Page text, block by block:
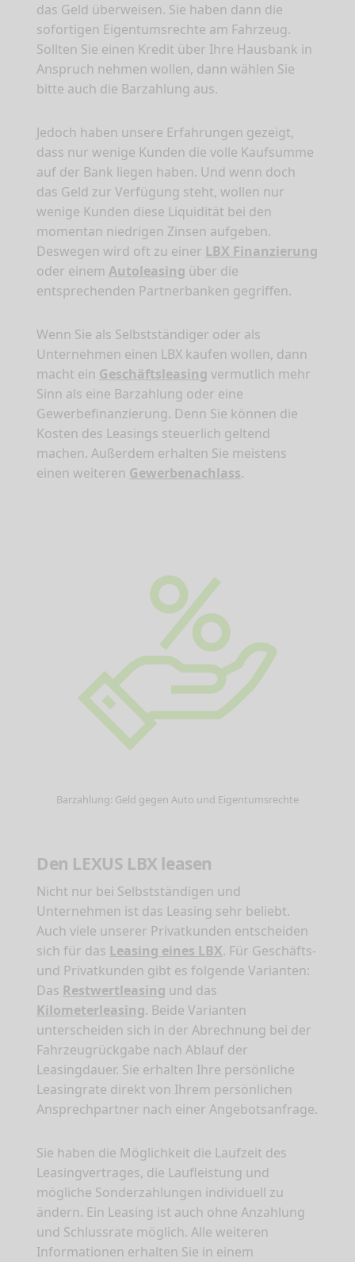
das Geld überweisen. Sie haben dann die
sofortigen Eigentumsrechte am Fahrzeug.
Sollten Sie einen Kredit über Ihre Hausbank in
Anspruch nehmen wollen, dann wählen Sie
bitte auch die Barzahlung aus.
Jedoch haben unsere Erfahrungen gezeigt,
dass nur wenige Kunden die volle Kaufsumme
auf der Bank liegen haben. Und wenn doch
das Geld zur Verfügung steht, wollen nur
wenige Kunden diese Liquidität bei den
momentan niedrigen Zinsen aufgeben.
Deswegen wird oft zu einer LBX Finanzierung
oder einem Autoleasing über die
entsprechenden Partnerbanken gegriffen.
Wenn Sie als Selbstständiger oder als
Unternehmen einen LBX kaufen wollen, dann
macht ein Geschäftsleasing vermutlich mehr
Sinn als eine Barzahlung oder eine
Gewerbefinanzierung. Denn Sie können die
Kosten des Leasings steuerlich geltend
machen. Außerdem erhalten Sie meistens
einen weiteren Gewerbenachlass.
Barzahlung: Geld gegen Auto und Eigentumsrechte
Den LEXUS LBX leasen
Nicht nur bei Selbstständigen und
Unternehmen ist das Leasing sehr beliebt.
Auch viele unserer Privatkunden entscheiden
sich für das Leasing eines LBX. Für Geschäfts-
und Privatkunden gibt es folgende Varianten:
Das Restwertleasing und das
Kilometerleasing. Beide Varianten
unterscheiden sich in der Abrechnung bei der
Fahrzeugrückgabe nach Ablauf der
Leasingdauer. Sie erhalten Ihre persönliche
Leasingrate direkt von Ihrem persönlichen
Ansprechpartner nach einer Angebotsanfrage.
Sie haben die Möglichkeit die Laufzeit des
Leasingvertrages, die Laufleistung und
mögliche Sonderzahlungen individuell zu
ändern. Ein Leasing ist auch ohne Anzahlung
und Schlussrate möglich. Alle weiteren
Informationen erhalten Sie in einem